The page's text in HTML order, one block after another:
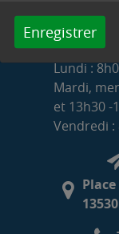
Enregistrer
Lundi :
Mardi,
et 13h30 -
Vendredi :